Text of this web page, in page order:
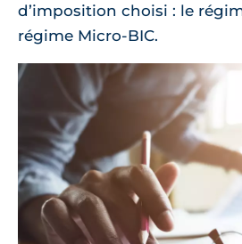
d’imposition choisi : le
régime Micro-BIC.